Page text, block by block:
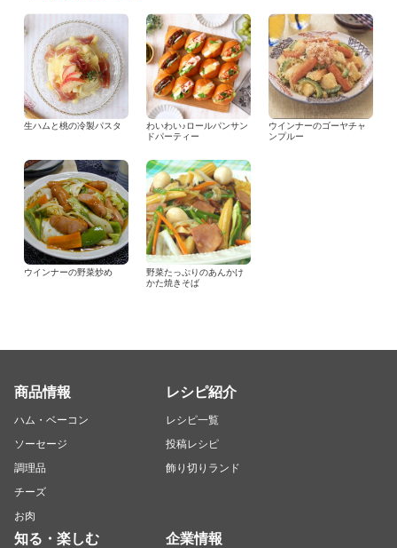
生ハムと桃の冷製パスタ
わいわい♪ロールパンサン
ドパーティー
ウインナーのゴーヤチャ
ンプルー
ウインナーの野菜炒め
野菜たっぷりのあんかけ
かた焼きそば
商品情報
ハム・ベーコン
ソーセージ
調理品
チーズ
お肉
レシピ紹介
レシピ一覧
投稿レシピ
飾り切りランド
知る・楽しむ 企業情報